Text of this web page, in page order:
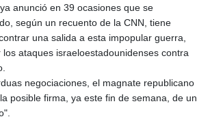
anunció en 39 ocasiones que se
según un recuento de la CNN, tiene
una salida a esta impopular guerra,
ataques israeloestadounidenses contra
negociaciones, el magnate republicano
posible firma, ya este fin de semana, de un